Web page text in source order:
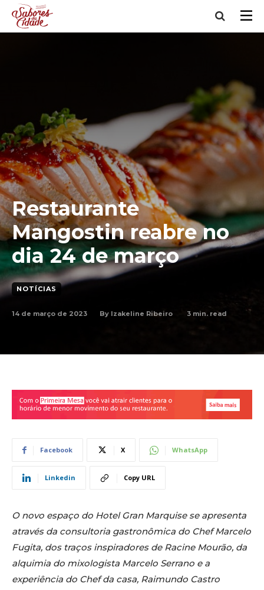
Restaurante
Mangostin reabre no
dia 24 de março
NOTÍCIAS
14 de março de 2023 By Izakeline Ribeiro 3 min. read
Facebook X WhatsApp
Linkedin Copy URL
O novo espaço do Hotel Gran Marquise se apresenta
através da consultoria gastronômica do Chef Marcelo
Fugita, dos traços inspiradores de Racine Mourão, da
alquimia do mixologista Marcelo Serrano e a
experiência do Chef da casa, Raimundo Castro